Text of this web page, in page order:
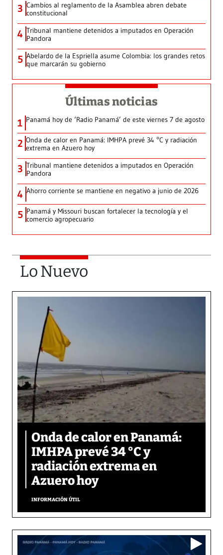
3 Cambios al reglamento de la Asamblea abren debate
constitucional
4 Tribunal mantiene detenidos a imputados en Operación
Pandora
5 Abelardo de la Espriella asume Colombia: los grandes retos
que marcarán su gobierno
Últimas noticias
1 Panamá hoy de ‘Radio Panamá’ de este viernes 7 de agosto
2 Onda de calor en Panamá: IMHPA prevé 34 °C y radiación
extrema en Azuero hoy
3 Tribunal mantiene detenidos a imputados en Operación
Pandora
4 Ahorro corriente se mantiene en negativo a junio de 2026
5 Panamá y Missouri buscan fortalecer la tecnología y el
comercio agropecuario
Lo Nuevo
Onda de calor en Panamá:
IMHPA prevé 34 °C y
radiación extrema en
Azuero hoy
INFORMACIÓN ÚTIL